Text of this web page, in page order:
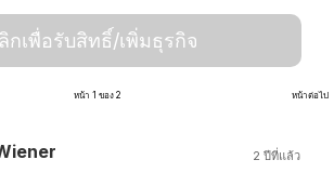
กเพื่อรับสิทธิ์/เพิ่มธุรกิจ
หน้า 1 ของ 2 หน้าต่อไป
2 ปีที่แล้ว